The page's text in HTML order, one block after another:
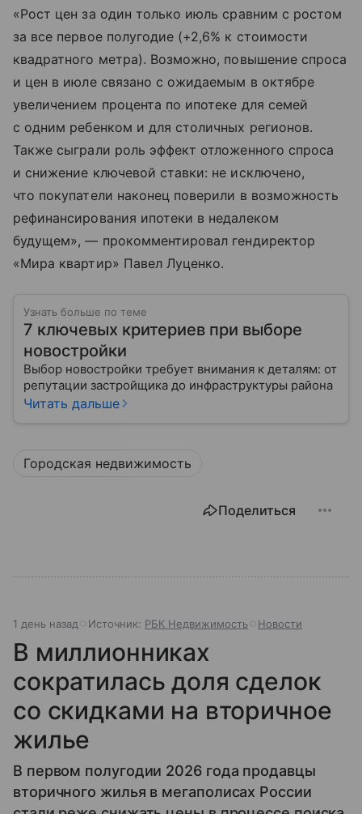
«Рост цен за один только июль сравним с ростом
за все первое полугодие (+2,6% к стоимости
квадратного метра). Возможно, повышение спроса
и цен в июле связано с ожидаемым в октябре
увеличением процента по ипотеке для семей
с одним ребенком и для столичных регионов.
Также сыграли роль эффект отложенного спроса
и снижение ключевой ставки: не исключено,
что покупатели наконец поверили в возможность
рефинансирования ипотеки в недалеком
будущем», — прокомментировал гендиректор
«Мира квартир» Павел Луценко.
Узнать больше по теме
7 ключевых критериев при выборе
новостройки
Выбор новостройки требует внимания к деталям: от
репутации застройщика до инфраструктуры района
Читать дальше
Городская недвижимость
Поделиться
1 день назад Источник: РБК Недвижимость Новости
В миллионниках
сократилась доля сделок
со скидками на вторичное
жилье
В первом полугодии 2026 года продавцы
вторичного жилья в мегаполисах России